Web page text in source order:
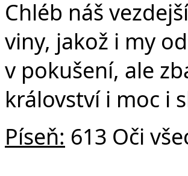
Chléb náš
viny, jakož i my
v pokušení, ale
království i moc i
Píseň: 613 Oči